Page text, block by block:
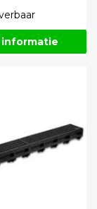
informatie